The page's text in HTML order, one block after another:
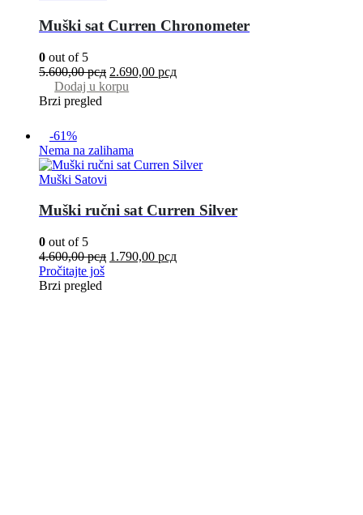
Muški sat Curren Chronometer
0 out of 5
5.600,00рсд 2.690,00 рсд
Dodaj u korpu
Brzi pregled
-61%
Nema na zalihama
Muški Satovi
Muški ručni sat Curren Silver
0 out of 5
4.600,00рсд 1.790,00 рсд
Pročitajte još
Brzi pregled